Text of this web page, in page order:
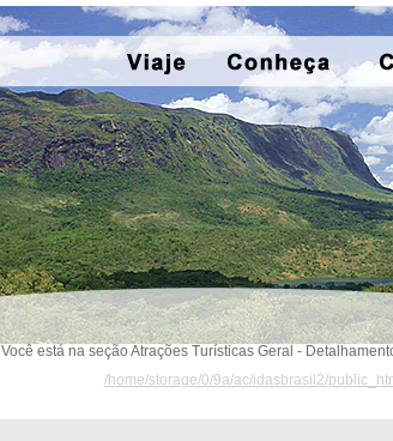
Você está na seção Atrações Turísticas Geral -
/home/storage/0/9a/ac/idasbrasil2/